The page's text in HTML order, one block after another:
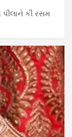
પીલાને કી રસમ